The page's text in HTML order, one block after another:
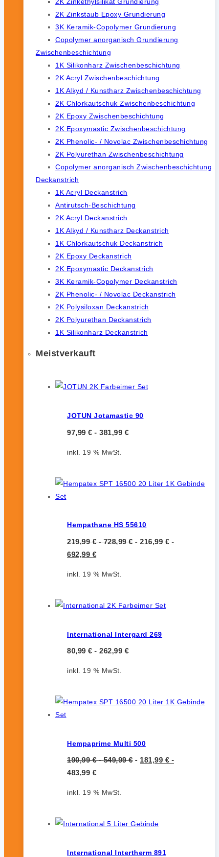
2K Zinkstaub Epoxy Grundierung
3K Keramik-Copolymer Grundierung
Copolymer anorganisch Grundierung
Zwischenbeschichtung
1K Silikonharz Zwischenbeschichtung
2K Acryl Zwischenbeschichtung
1K Alkyd / Kunstharz Zwischenbeschichtung
2K Chlorkautschuk Zwischenbeschichtung
2K Epoxy Zwischenbeschichtung
2K Epoxymastic Zwischenbeschichtung
2K Phenolic- / Novolac Zwischenbeschichtung
2K Polyurethan Zwischenbeschichtung
Copolymer anorganisch Zwischenbeschichtung
Deckanstrich
1K Acryl Deckanstrich
Antirutsch-Beschichtung
2K Acryl Deckanstrich
1K Alkyd / Kunstharz Deckanstrich
1K Chlorkautschuk Deckanstrich
2K Epoxy Deckanstrich
2K Epoxymastic Deckanstrich
3K Keramik-Copolymer Deckanstrich
2K Phenolic- / Novolac Deckanstrich
2K Polysiloxan Deckanstrich
2K Polyurethan Deckanstrich
1K Silikonharz Deckanstrich
Meistverkauft
JOTUN Jotamastic 90
97,99 € - 381,99 €
inkl. 19 % MwSt.
Hempathane HS 55610
219,99€-728,99€- 216,99 € -
692,99 €
inkl. 19 % MwSt.
International Intergard 269
80,99 € - 262,99 €
inkl. 19 % MwSt.
Hempaprime Multi 500
190,99€-549,99€- 181,99 € -
483,99 €
inkl. 19 % MwSt.
International Intertherm 891